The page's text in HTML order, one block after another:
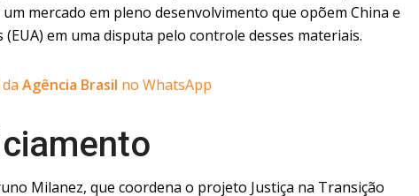
mercado em pleno desenvolvimento que opõem China e
(EUA) em uma disputa pelo controle desses materiais.
Agência Brasil no WhatsApp
Milanez, que coordena o projeto Justiça na Transição